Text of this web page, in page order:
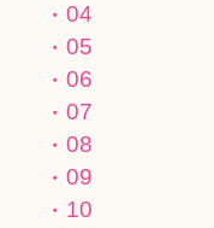
04
05
06
07
08
09
10